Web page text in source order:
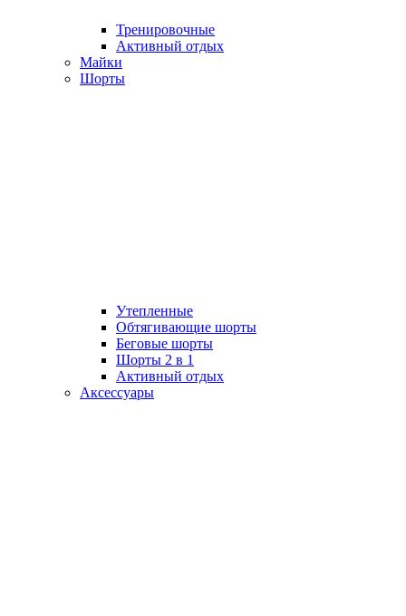
Тренировочные
Активный отдых
Майки
Шорты
Утепленные
Обтягивающие шорты
Беговые шорты
Шорты 2 в 1
Активный отдых
Аксессуары